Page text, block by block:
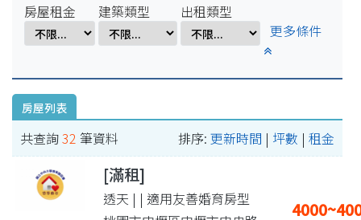
房屋租金
建築類型
出租類型
更多條件
房屋列表
共查詢32 筆資料 排序: 更新時間 | 坪數 | 租金
[滿租]
透天 | | 適用友善婚育房型